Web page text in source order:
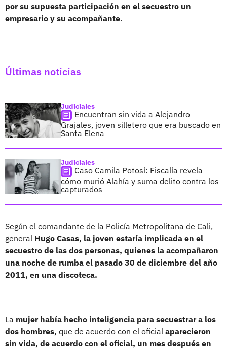
por su supuesta participación en el secuestro un
empresario y su acompañante.
Últimas noticias
Judiciales
Encuentran sin vida a Alejandro
Grajales, joven silletero que era buscado en
Santa Elena
Judiciales
Caso Camila Potosí: Fiscalía revela
cómo murió Alahía y suma delito contra los
capturados
Según el comandante de la Policía Metropolitana de Cali,
general Hugo Casas, la joven estaría implicada en el
secuestro de las dos personas, quienes la acompañaron
una noche de rumba el pasado 30 de diciembre del año
2011, en una discoteca.
La mujer había hecho inteligencia para secuestrar a los
dos hombres, que de acuerdo con el oficial aparecieron
sin vida, de acuerdo con el oficial, un mes después en